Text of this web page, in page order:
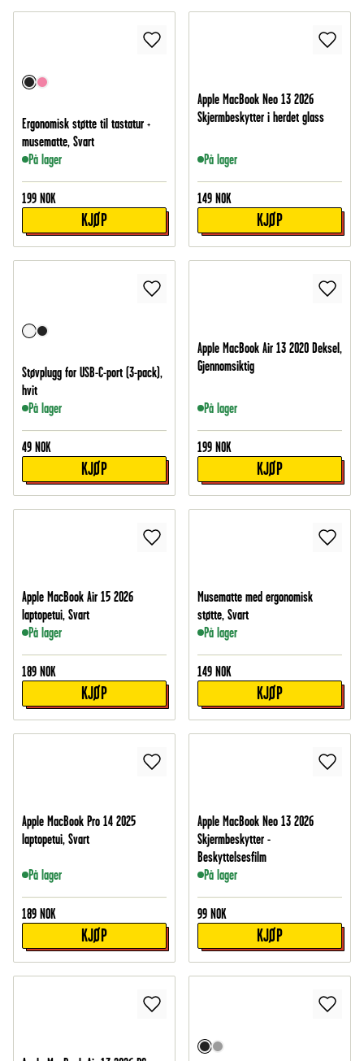
Ergonomisk støtte til tastatur +
musematte, Svart
På lager
199 NOK
KJØP
Apple MacBook Neo 13 2026
Skjermbeskytter i herdet glass
På lager
149 NOK
KJØP
Støvplugg for USB-C-port (3-pack),
hvit
På lager
49 NOK
KJØP
Apple MacBook Air 13 2020 Deksel,
Gjennomsiktig
På lager
199 NOK
KJØP
Apple MacBook Air 15 2026
laptopetui, Svart
På lager
189 NOK
KJØP
Musematte med ergonomisk
støtte, Svart
På lager
149 NOK
KJØP
Apple MacBook Pro 14 2025
laptopetui, Svart
På lager
189 NOK
KJØP
Apple MacBook Neo 13 2026
Skjermbeskytter -
Beskyttelsesfilm
På lager
99 NOK
KJØP